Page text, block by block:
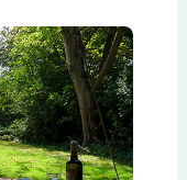
een nieuwe tab